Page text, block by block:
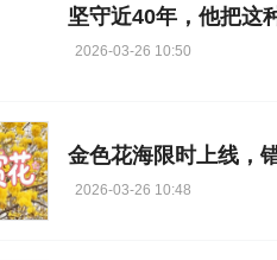
坚守近40年，他把这
2026-03-26 10:50
金色花海限时上线，
2026-03-26 10:48